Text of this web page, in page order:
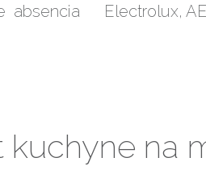
absencia
Electrolux,
kuchyne na